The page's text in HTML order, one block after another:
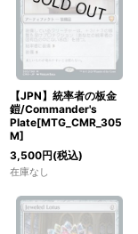
【JPN】統率者の板金
鎧/Commander's
Plate[MTG_CMR_305
M]
3,500円(税込)
在庫なし